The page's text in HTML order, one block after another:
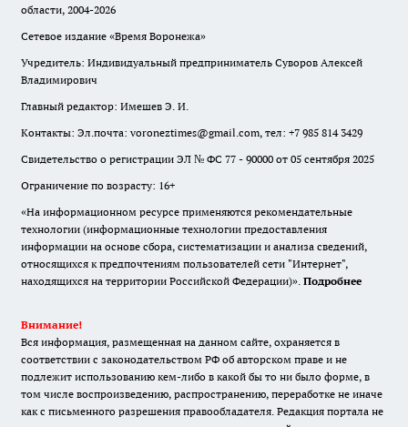
области, 2004-2026
Сетевое издание «Время Воронежа»
Учредитель: Индивидуальный предприниматель Суворов Алексей
Владимирович
Главный редактор: Имешев Э. И.
Контакты: Эл.почта: voroneztimes@gmail.com, тел: +7 985 814 3429
Свидетельство о регистрации ЭЛ № ФС 77 - 90000 от 05 сентября 2025
Ограничение по возрасту: 16+
«На информационном ресурсе применяются рекомендательные
технологии (информационные технологии предоставления
информации на основе сбора, систематизации и анализа сведений,
относящихся к предпочтениям пользователей сети "Интернет",
находящихся на территории Российской Федерации)». Подробнее
Внимание!
Вся информация, размещенная на данном сайте, охраняется в
соответствии с законодательством РФ об авторском праве и не
подлежит использованию кем-либо в какой бы то ни было форме, в
том числе воспроизведению, распространению, переработке не иначе
как с письменного разрешения правообладателя. Редакция портала не